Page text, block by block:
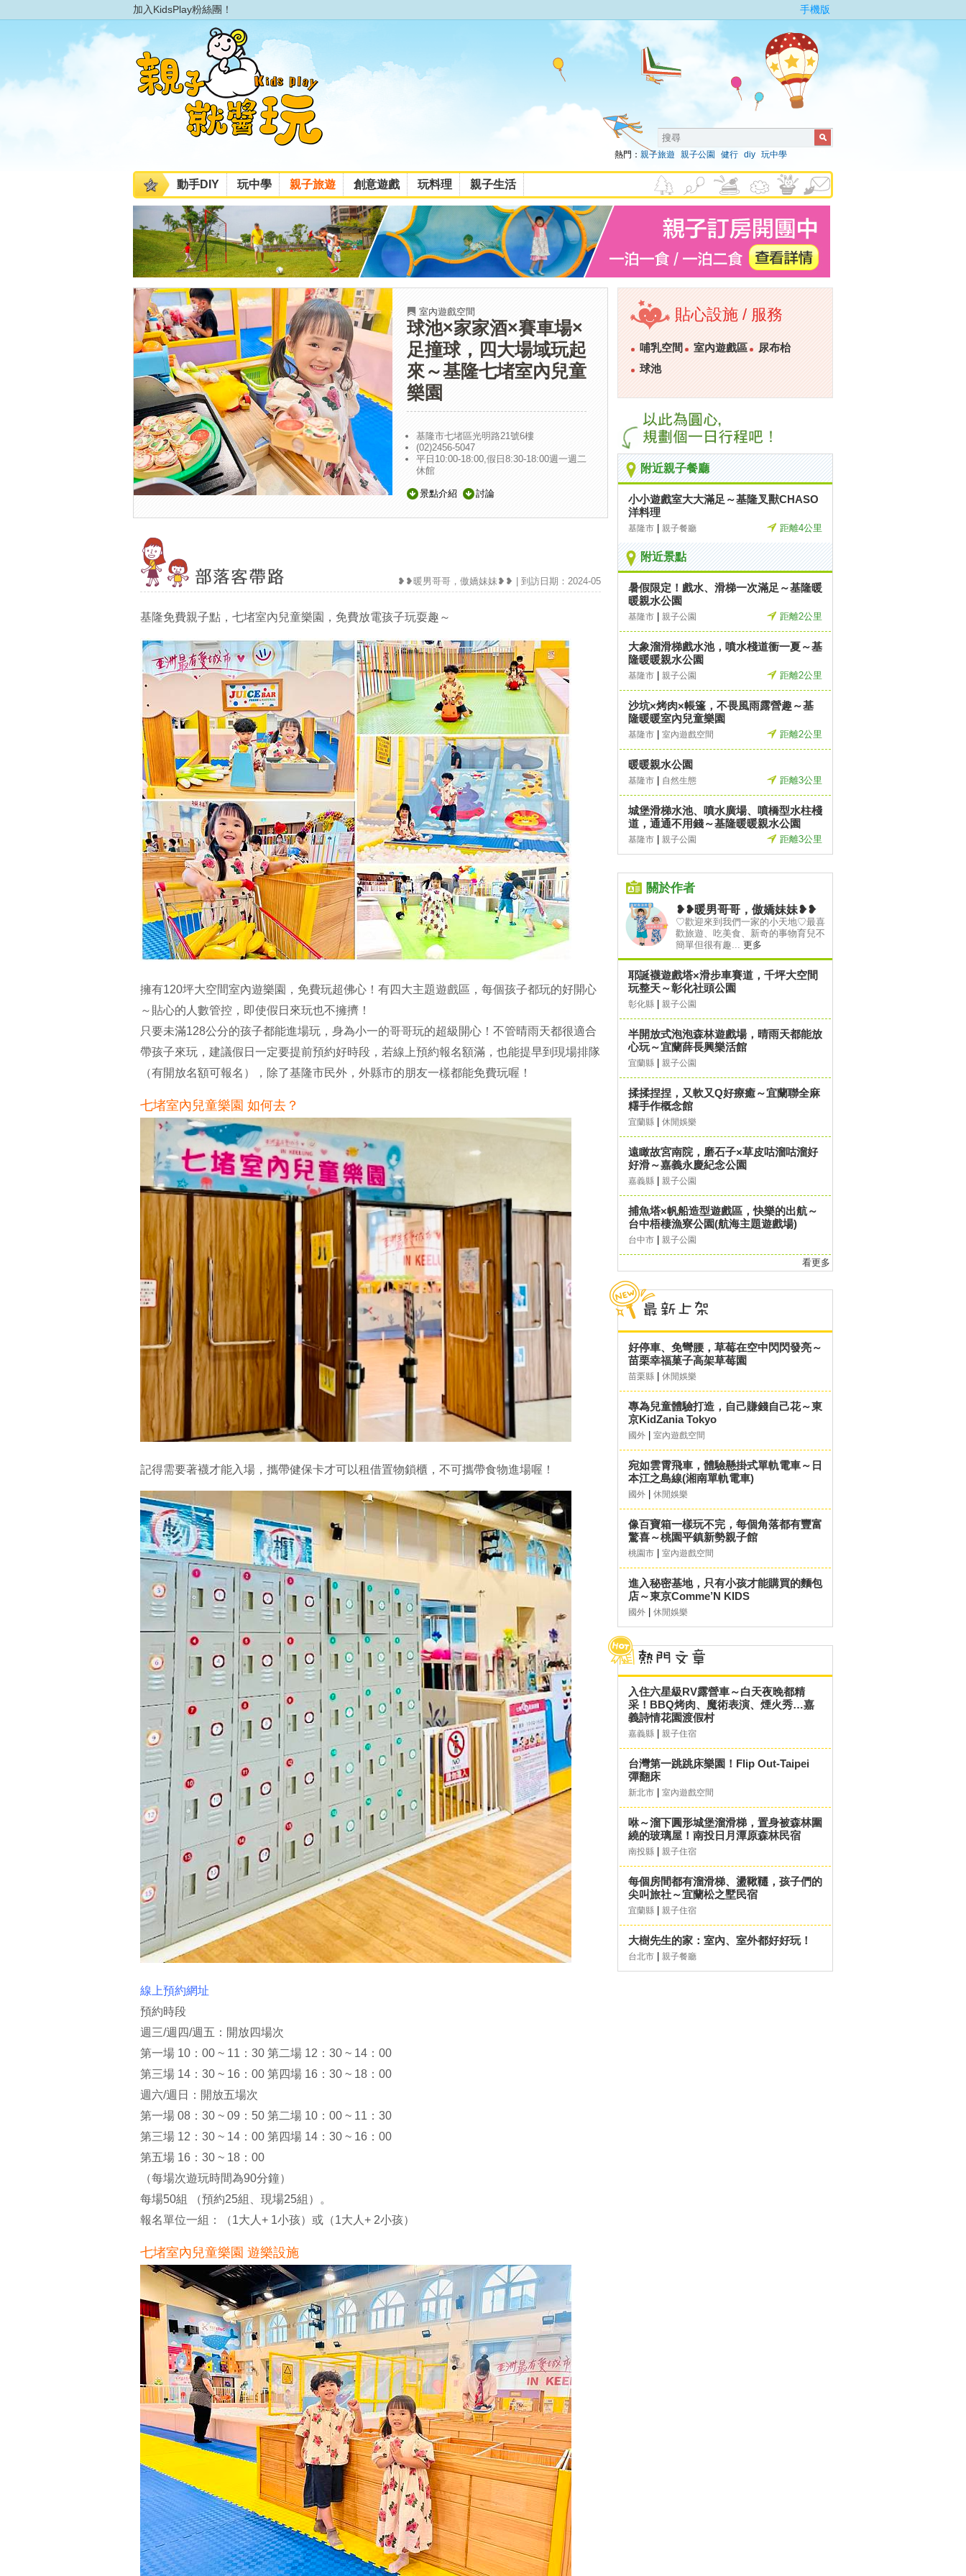
加入KidsPlay粉絲團！ 手機版
熱門： 親子旅遊 親子公園 健行 diy 玩中學
動手DIY 玩中學 親子旅遊 創意遊戲 玩料理 親子生活
室內遊戲空間
球池×家家酒×賽車場×
足撞球，四大場域玩起
來～基隆七堵室內兒童
樂園
基隆市七堵區光明路21號6樓
(02)2456-5047
平日10:00-18:00,假日8:30-18:00週一週二
休館
景點介紹 討論
❥❥暖男哥哥，傲嬌妹妹❥❥ | 到訪日期：2024-05
基隆免費親子點，七堵室內兒童樂園，免費放電孩子玩耍趣～
擁有120坪大空間室內遊樂園，免費玩超佛心！有四大主題遊戲區，每個孩子都玩的好開心
～貼心的人數管控，即使假日來玩也不擁擠！
只要未滿128公分的孩子都能進場玩，身為小一的哥哥玩的超級開心！不管晴雨天都很適合
帶孩子來玩，建議假日一定要提前預約好時段，若線上預約報名額滿，也能提早到現場排隊
（有開放名額可報名），除了基隆市民外，外縣市的朋友一樣都能免費玩喔！
七堵室內兒童樂園 如何去？
記得需要著襪才能入場，攜帶健保卡才可以租借置物鎖櫃，不可攜帶食物進場喔！
線上預約網址
預約時段
週三/週四/週五：開放四場次
第一場 10：00 ~ 11：30 第二場 12：30 ~ 14：00
第三場 14：30 ~ 16：00 第四場 16：30 ~ 18：00
週六/週日：開放五場次
第一場 08：30 ~ 09：50 第二場 10：00 ~ 11：30
第三場 12：30 ~ 14：00 第四場 14：30 ~ 16：00
第五場 16：30 ~ 18：00
（每場次遊玩時間為90分鐘）
每場50組 （預約25組、現場25組）。
報名單位一組：（1大人+ 1小孩）或（1大人+ 2小孩）
七堵室內兒童樂園 遊樂設施
貼心設施 / 服務
哺乳空間 室內遊戲區
尿布枱
球池
附近親子餐廳
小小遊戲室大大滿足～基隆叉獸CHASO
洋料理
基隆市 親子餐廳 距離4公里
附近景點
暑假限定！戲水、滑梯一次滿足～基隆暖
暖親水公園
基隆市 親子公園 距離2公里
大象溜滑梯戲水池，噴水棧道衝一夏～基
隆暖暖親水公園
基隆市 親子公園 距離2公里
沙坑×烤肉×帳篷，不畏風雨露營趣～基
隆暖暖室內兒童樂園
基隆市 室內遊戲空間 距離2公里
暖暖親水公園
基隆市 自然生態 距離3公里
城堡滑梯水池、噴水廣場、噴橋型水柱棧
道，通通不用錢～基隆暖暖親水公園
基隆市 親子公園 距離3公里
關於作者
❥❥暖男哥哥，傲嬌妹妹❥❥
♡歡迎來到我們一家的小天地♡最喜
歡旅遊、吃美食、新奇的事物育兒不
簡單但很有趣... 更多
耶誕襪遊戲塔×滑步車賽道，千坪大空間
玩整天～彰化社頭公園
彰化縣 親子公園
半開放式泡泡森林遊戲場，晴雨天都能放
心玩～宜蘭薛長興樂活館
宜蘭縣 親子公園
揉揉捏捏，又軟又Q好療癒～宜蘭聯全麻
糬手作概念館
宜蘭縣 休閒娛樂
遠瞰故宮南院，磨石子×草皮咕溜咕溜好
好滑～嘉義永慶紀念公園
嘉義縣 親子公園
捕魚塔×帆船造型遊戲區，快樂的出航～
台中梧棲漁寮公園(航海主題遊戲場)
台中市 親子公園
看更多
好停車、免彎腰，草莓在空中閃閃發亮～
苗栗幸福菓子高架草莓園
苗栗縣 休閒娛樂
專為兒童體驗打造，自己賺錢自己花～東
京KidZania Tokyo
國外 室內遊戲空間
宛如雲霄飛車，體驗懸掛式單軌電車～日
本江之島線(湘南單軌電車)
國外 休閒娛樂
像百寶箱一樣玩不完，每個角落都有豐富
驚喜～桃園平鎮新勢親子館
桃園市 室內遊戲空間
進入秘密基地，只有小孩才能購買的麵包
店～東京Comme’N KIDS
國外 休閒娛樂
入住六星級RV露營車～白天夜晚都精
采！BBQ烤肉、魔術表演、煙火秀…嘉
義詩情花園渡假村
嘉義縣 親子住宿
台灣第一跳跳床樂園！Flip Out-Taipei
彈翻床
新北市 室內遊戲空間
咻～溜下圓形城堡溜滑梯，置身被森林圍
繞的玻璃屋！南投日月潭原森林民宿
南投縣 親子住宿
每個房間都有溜滑梯、盪鞦韆，孩子們的
尖叫旅社～宜蘭松之墅民宿
宜蘭縣 親子住宿
大樹先生的家：室內、室外都好好玩！
台北市 親子餐廳